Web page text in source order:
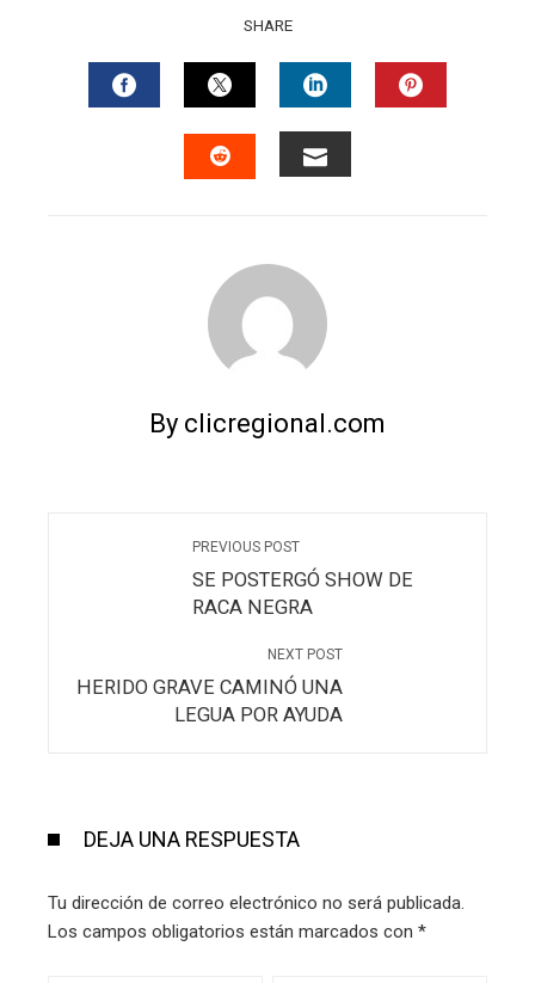
SHARE
FACEBOOKTWITTERLINKEDIN
By clicregional.com
PREVIOUS POST
SE POSTERGÓ SHOW DE
RACA NEGRA
NEXT POST
HERIDO GRAVE CAMINÓ UNA
LEGUA POR AYUDA
DEJA UNA RESPUESTA
Tu dirección de correo electrónico no será publicada.
Los campos obligatorios están marcados con *